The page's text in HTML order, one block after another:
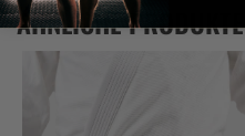
ÄHNLICHE PRODUKTE